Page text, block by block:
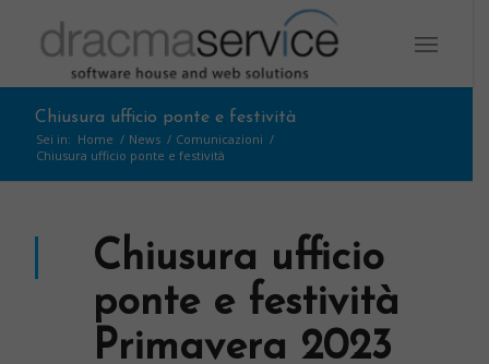
Chiusura ufficio ponte e festività
Sei in: Home / News / Comunicazioni /
Chiusura ufficio ponte e festività
Chiusura ufficio
ponte e festività
Primavera 2023